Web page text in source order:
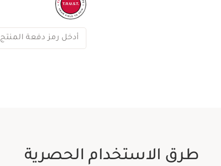
أدخل رمز دفعة المنتج
طرق الاستخدام الحصرية